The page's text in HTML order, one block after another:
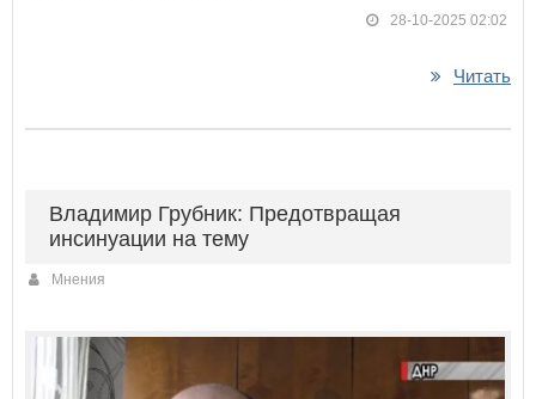
28-10-2025 02:02
Читать
Владимир Грубник: Предотвращая
инсинуации на тему
Мнения